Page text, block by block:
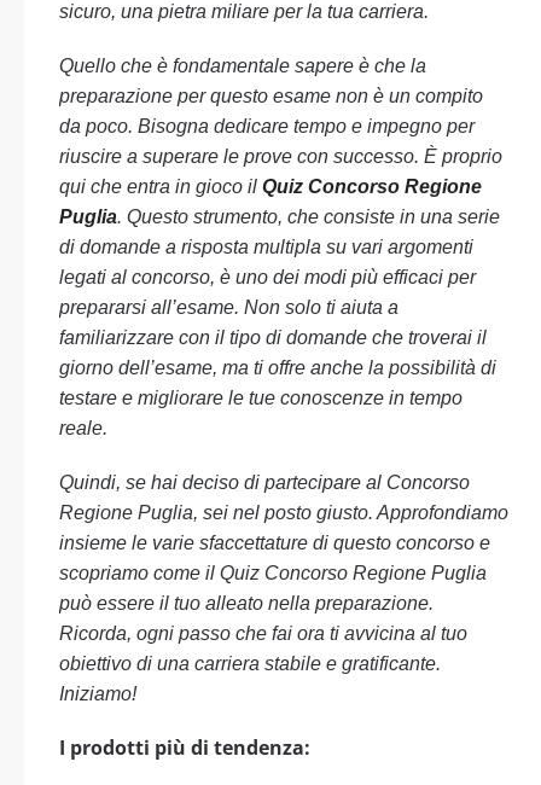
sicuro, una pietra miliare per la tua carriera.
Quello che è fondamentale sapere è che la
preparazione per questo esame non è un compito
da poco. Bisogna dedicare tempo e impegno per
riuscire a superare le prove con successo. È proprio
qui che entra in gioco il Quiz Concorso Regione
Puglia. Questo strumento, che consiste in una serie
di domande a risposta multipla su vari argomenti
legati al concorso, è uno dei modi più efficaci per
prepararsi all’esame. Non solo ti aiuta a
familiarizzare con il tipo di domande che troverai il
giorno dell’esame, ma ti offre anche la possibilità di
testare e migliorare le tue conoscenze in tempo
reale.
Quindi, se hai deciso di partecipare al Concorso
Regione Puglia, sei nel posto giusto. Approfondiamo
insieme le varie sfaccettature di questo concorso e
scopriamo come il Quiz Concorso Regione Puglia
può essere il tuo alleato nella preparazione.
Ricorda, ogni passo che fai ora ti avvicina al tuo
obiettivo di una carriera stabile e gratificante.
Iniziamo!
I prodotti più di tendenza: